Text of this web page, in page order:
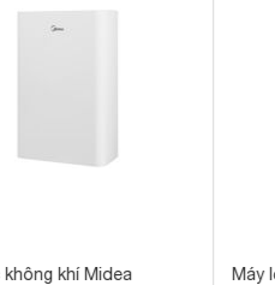
không khí Midea
Máy